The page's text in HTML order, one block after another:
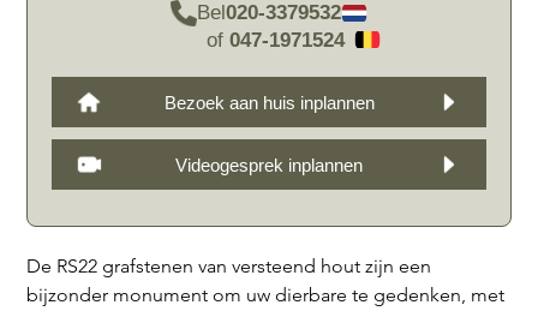
Bel020-3379532
of 047-1971524
Bezoek aan huis inplannen
Videogesprek inplannen
De RS22 grafstenen van versteend hout zijn een
bijzonder monument om uw dierbare te gedenken, met